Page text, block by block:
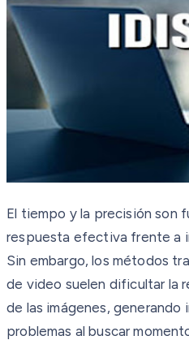
El tiempo y la precisión son
respuesta efectiva frente a
Sin embargo, los métodos
de video suelen dificultar la
de las imágenes,
problemas al buscar